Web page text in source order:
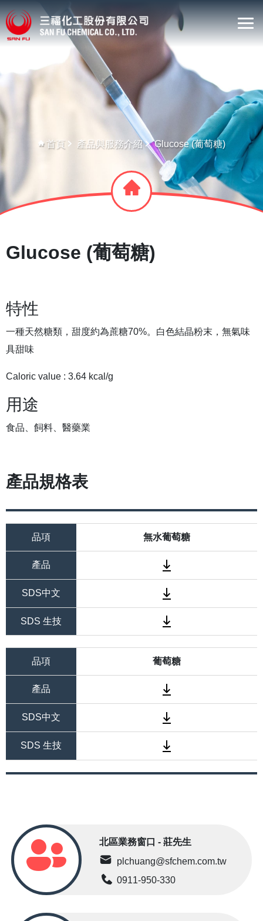
首頁 產品與服務介紹 Glucose (葡萄糖)
Glucose (葡萄糖)
特性
一種天然糖類，甜度約為蔗糖70%。白色結晶粉末，無氣味
具甜味
Caloric value : 3.64 kcal/g
用途
食品、飼料、醫藥業
產品規格表
品項 無水葡萄糖
產品
SDS中文
SDS 生技
品項 葡萄糖
產品
SDS中文
SDS 生技
北區業務窗口 - 莊先生
plchuang@sfchem.com.tw
0911-950-330